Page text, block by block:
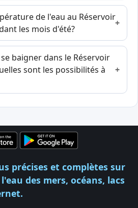
de l'eau au Réservoir
les mois d'été?
baigner dans le Réservoir
sont les possibilités à
précises et complètes sur
des mers, océans, lacs